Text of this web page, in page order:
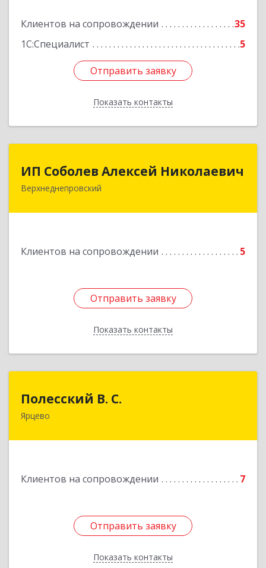
Клиентов на сопровождении
35
1С:Специалист
5
Отправить заявку
Показать контакты
Подробнее
Отправить заявку
Назад
ИП Соболев Алексей Николаевич
Верхнеднепровский
Клиентов на сопровождении 5
Отправить заявку
Показать контакты
ИП Соболев Алексей Николаевич
Отправить заявку
Назад
Полесский В. С.
Ярцево
Клиентов на сопровождении 7
Отправить заявку
Показать контакты
Отправить заявку
Назад